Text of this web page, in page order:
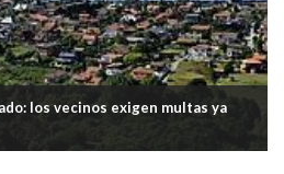
los vecinos exigen multas ya